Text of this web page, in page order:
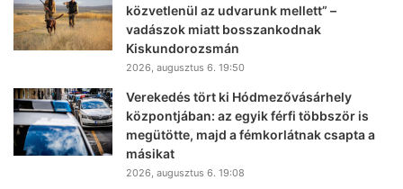
közvetlenül az udvarunk mellett” –
vadászok miatt bosszankodnak
Kiskundorozsmán
2026, augusztus 6. 19:50
Verekedés tört ki Hódmezővásárhely
központjában: az egyik férfi többször is
megütötte, majd a fémkorlátnak csapta a
másikat
2026, augusztus 6. 19:08